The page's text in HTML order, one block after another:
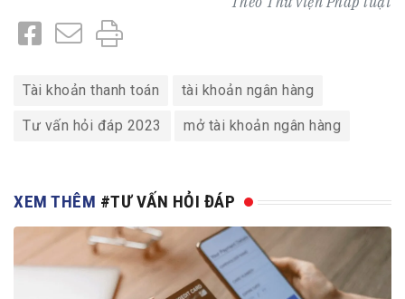
Tài khoản thanh toán tài khoản ngân hàng
Tư vấn hỏi đáp 2023 mở tài khoản ngân hàng
XEM THÊM #TƯ VẤN HỎI ĐÁP